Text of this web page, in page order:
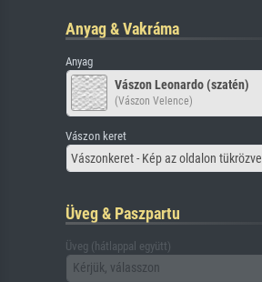
Anyag & Vakráma
Anyag
Vászon Leonardo (szatén)
(Vászon Velence)
Vászon keret
Vászonkeret - Kép az oldalon tükrözve
Üveg & Paszpartu
Üveg (hátlappal együtt)
Kérjük, válasszon